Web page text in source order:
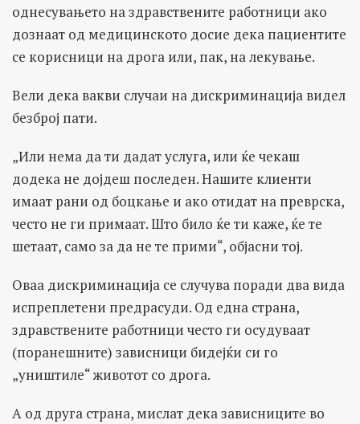
однесувањето на здравствените работници ако
дознаат од медицинското досие дека пациентите
се корисници на дрога или, пак, на лекување.
Вели дека вакви случаи на дискриминација видел
безброј пати.
„Или нема да ти дадат услуга, или ќе чекаш
додека не дојдеш последен. Нашите клиенти
имаат рани од боцкање и ако отидат на преврска,
често не ги примаат. Што било ќе ти каже, ќе те
шетаат, само за да не те прими“, објасни тој.
Оваа дискриминација се случува поради два вида
испреплетени предрасуди. Од една страна,
здравствените работници често ги осудуваат
(поранешните) зависници бидејќи си го
„уништиле“ животот со дрога.
А од друга страна, мислат дека зависниците во